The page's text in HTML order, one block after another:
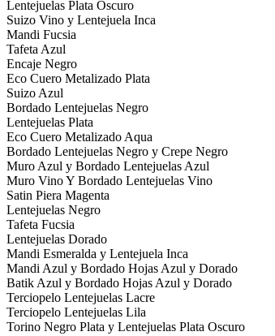
Lentejuelas Plata Oscuro
Suizo Vino y Lentejuela Inca
Mandi Fucsia
Tafeta Azul
Encaje Negro
Eco Cuero Metalizado Plata
Suizo Azul
Bordado Lentejuelas Negro
Lentejuelas Plata
Eco Cuero Metalizado Aqua
Bordado Lentejuelas Negro y Crepe Negro
Muro Azul y Bordado Lentejuelas Azul
Muro Vino Y Bordado Lentejuelas Vino
Satin Piera Magenta
Lentejuelas Negro
Tafeta Fucsia
Lentejuelas Dorado
Mandi Esmeralda y Lentejuela Inca
Mandi Azul y Bordado Hojas Azul y Dorado
Batik Azul y Bordado Hojas Azul y Dorado
Terciopelo Lentejuelas Lacre
Terciopelo Lentejuelas Lila
Torino Negro Plata y Lentejuelas Plata Oscuro